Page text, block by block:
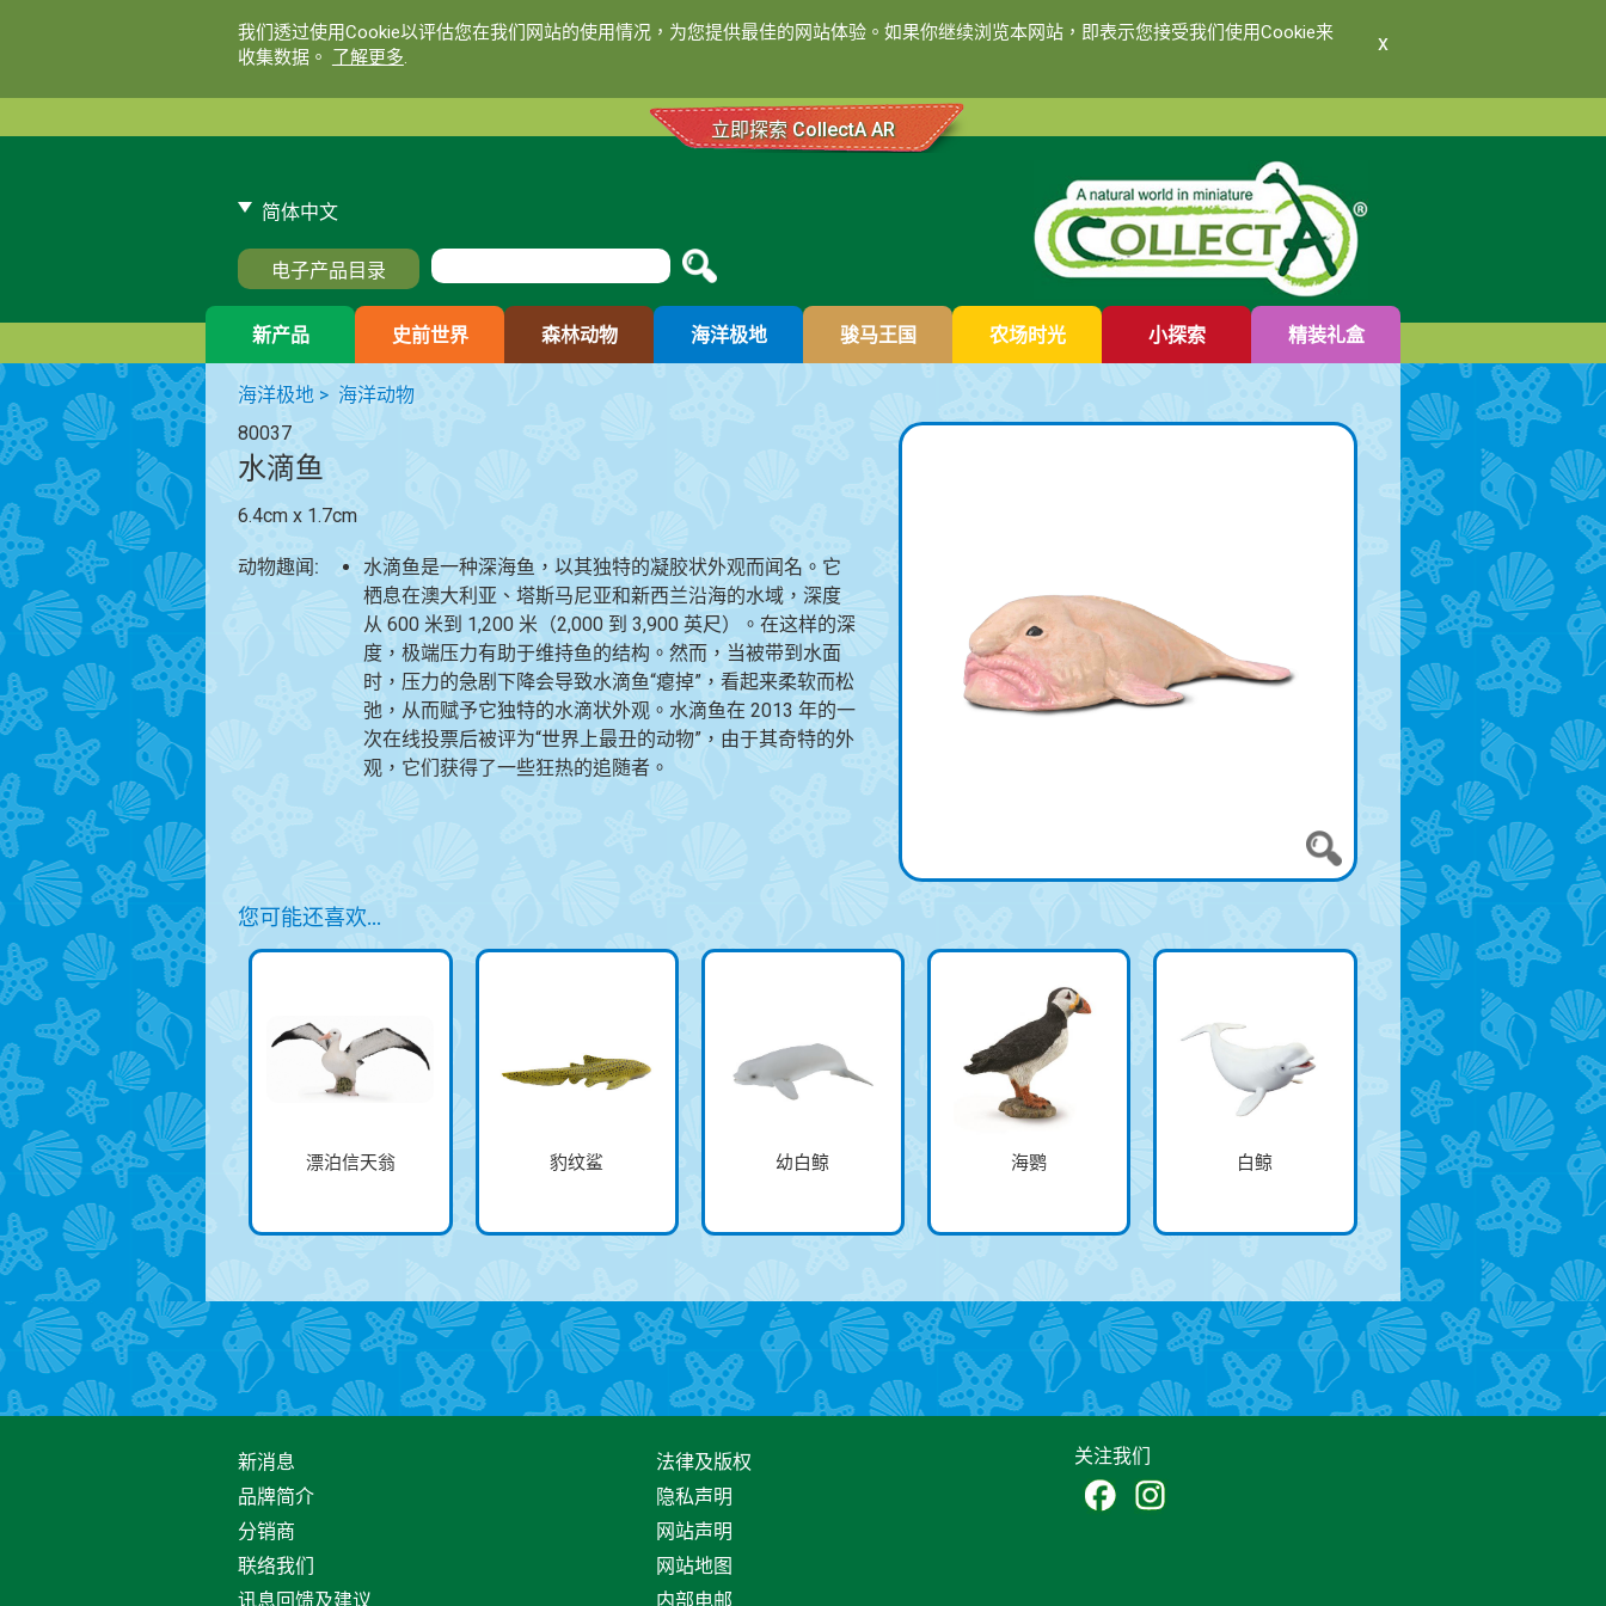
我们透过使用Cookie以评估您在我们网站的使用情况，为您提供最佳的网站体验。如果你继续浏览本网站，即表示您接受我们使用Cookie来
收集数据。 了解更多.
x
立即探索 CollectA AR
简体中文
电子产品目录
新产品 史前世界 森林动物 海洋极地 骏马王国 农场时光 小探索 精装礼盒
海洋极地> 海洋动物
80037
水滴鱼
6.4cm x 1.7cm
动物趣闻:
水滴鱼是一种深海鱼，以其独特的凝胶状外观而闻名。它
栖息在澳大利亚、塔斯马尼亚和新西兰沿海的水域，深度
从 600 米到 1,200 米（2,000 到 3,900 英尺）。在这样的深
度，极端压力有助于维持鱼的结构。然而，当被带到水面
时，压力的急剧下降会导致水滴鱼“瘪掉”，看起来柔软而松
弛，从而赋予它独特的水滴状外观。水滴鱼在 2013 年的一
次在线投票后被评为“世界上最丑的动物”，由于其奇特的外
观，它们获得了一些狂热的追随者。
您可能还喜欢…
漂泊信天翁 豹纹鲨 幼白鲸 海鹦 白鲸
新消息
品牌简介
分销商
联络我们
讯息回馈及建议
法律及版权
隐私声明
网站声明
网站地图
内部电邮
关注我们